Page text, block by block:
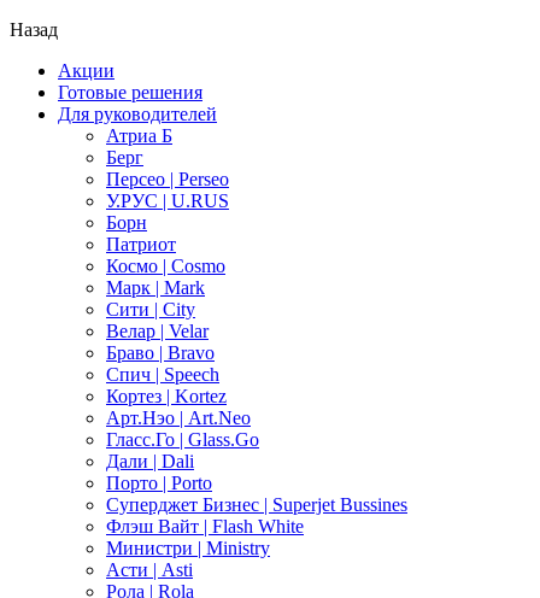
Назад
Акции
Готовые решения
Для руководителей
Атриа Б
Берг
Персео | Perseo
У.РУС | U.RUS
Борн
Патриот
Космо | Cosmo
Марк | Mark
Сити | City
Велар | Velar
Браво | Bravo
Спич | Speech
Кортез | Kortez
Арт.Нэо | Art.Neo
Гласс.Го | Glass.Go
Дали | Dali
Порто | Porto
Суперджет Бизнес | Superjet Bussines
Флэш Вайт | Flash White
Министри | Ministry
Асти | Asti
Рола | Rola